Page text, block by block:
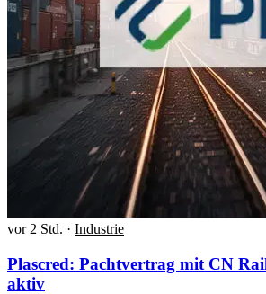
vor 2 Std. · Industrie
Plascred: Pachtvertrag mit CN
aktiv